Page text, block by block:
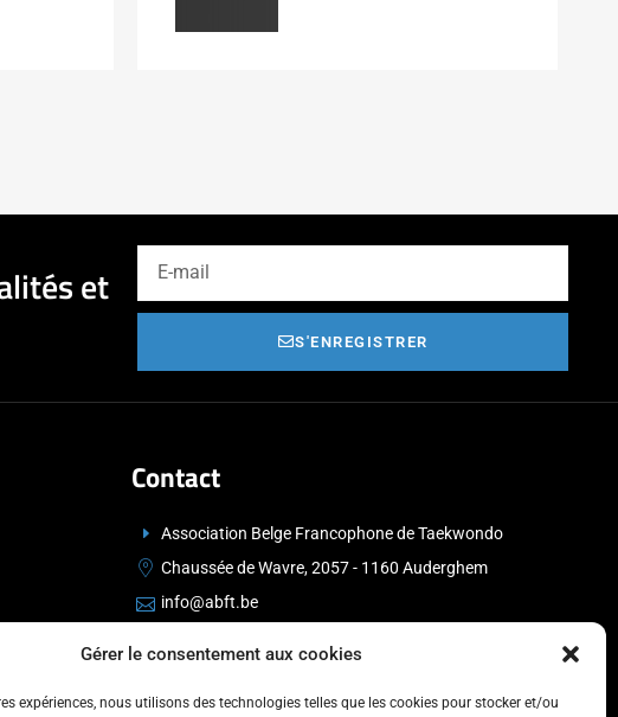
Gérer le consentement aux cookies
expériences, nous utilisons des technologies telles que les cookies pour stocker et/ou
et
S'ENREGISTRER
Contact
Association Belge Francophone de Taekwondo
Chaussée de Wavre, 2057 - 1160 Auderghem
info@abft.be